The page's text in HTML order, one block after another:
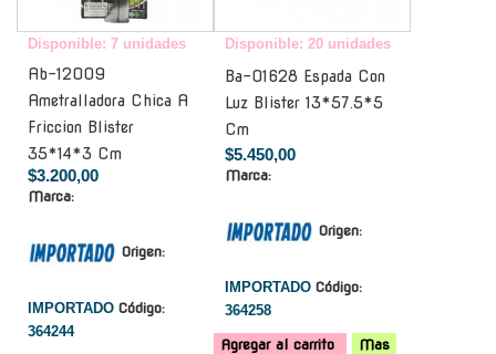
Disponible: 7 unidades
Ab-12009
Ametralladora Chica A
Friccion Blister
35*14*3 Cm
$3.200,00
Marca:
Origen:
IMPORTADO Código:
364244
Disponible: 20 unidades
Ba-01628 Espada Con
Luz Blister 13*57.5*5
Cm
$5.450,00
Marca:
Origen:
IMPORTADO Código:
364258
Agregar al carrito
Mas